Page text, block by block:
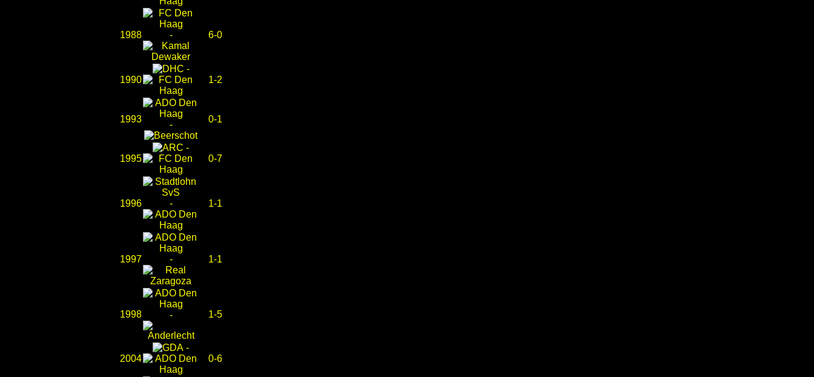
1988 - 6-0
1990
-
1-2
1993
-
0-1
1995
-
0-7
1996 - 1-1
1997 - 1-1
1998 - 1-5
2004
-
0-6